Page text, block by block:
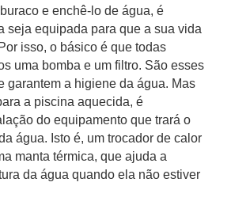
e enchê-lo de água, é
seja equipada para que a sua vida
isso, o básico é que todas
uma bomba e um filtro. São esses
garantem a higiene da água. Mas
a piscina aquecida, é
do equipamento que trará o
água. Isto é, um trocador de calor
manta térmica, que ajuda a
da água quando ela não estiver